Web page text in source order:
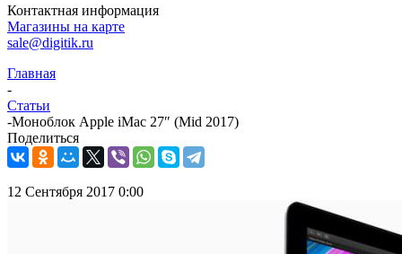
Контактная информация
Магазины на карте
sale@digitik.ru
Главная
-
Статьи
-Моноблок Apple iMac 27″ (Mid 2017)
Поделиться
12 Сентября 2017 0:00